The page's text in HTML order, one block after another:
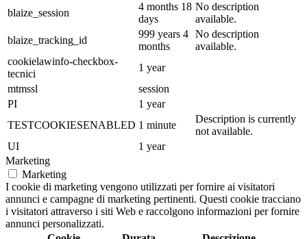
blaize_session
4 months 18
days
No description
available.
blaize_tracking_id
999 years 4
months
No description
available.
cookielawinfo-checkbox-
tecnici
1 year
mtmssl
session
PI
1 year
TESTCOOKIESENABLED 1 minute
Description is currently
not available.
UI
1 year
Marketing
Marketing
I cookie di marketing vengono utilizzati per fornire ai visitatori
annunci e campagne di marketing pertinenti. Questi cookie tracciano
i visitatori attraverso i siti Web e raccolgono informazioni per fornire
annunci personalizzati.